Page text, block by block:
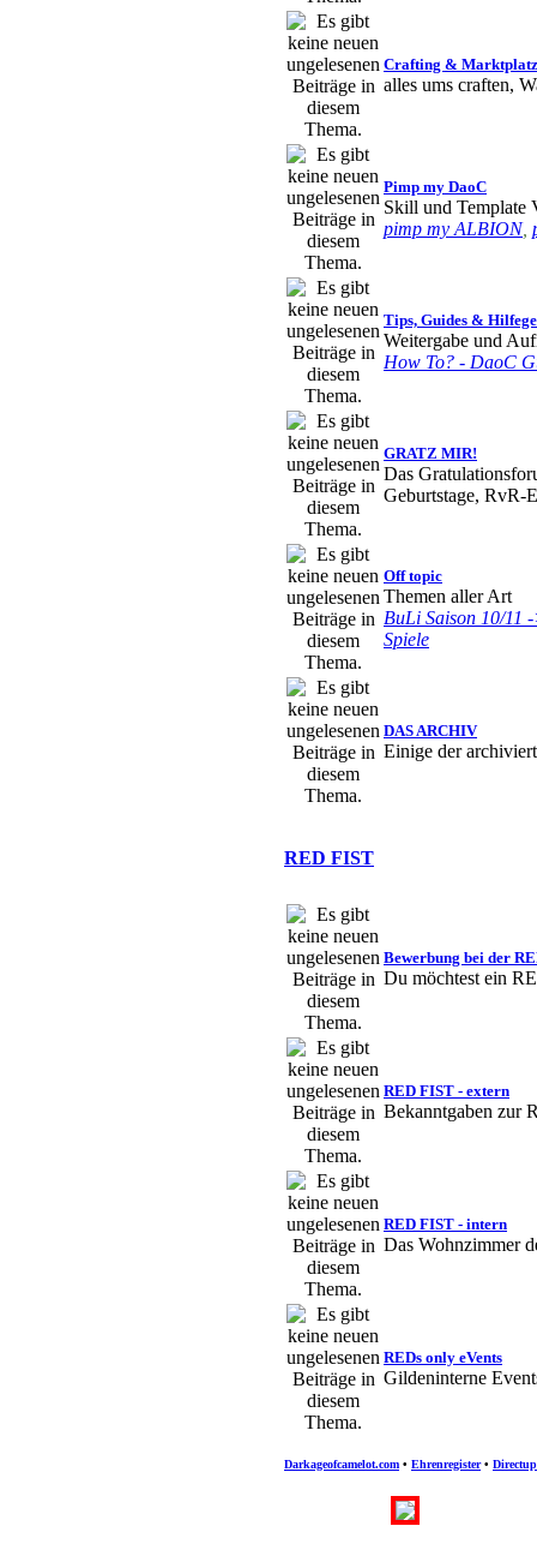
Oneyll
Topenga«
aemande
eigentlich
Gamble« So
Teno
auch rchts
Fred« Fr
Fred
neuen TS
Ravenyr« Fr
Teno
« Do
Sache. Habs
noch
modernes
falsch
Wen darf ich
machen?
Ravenyr
Gamble
fist.ddns.net
Gamble
das
Gamble« So
die redfist
erreichen
Crafting & Marktplatz
alles ums craften,
Pimp my DaoC
Skill und Template
pimp my ALBION,
Tips, Guides &
Weitergabe und
How To? - DaoC
GRATZ MIR!
Das
Geburtstage, RvR-
Off topic
Themen aller Art
BuLi Saison 10/11
Spiele
DAS ARCHIV
Einige der
RED FIST
Bewerbung bei der
Du möchtest ein
RED FIST - extern
Bekanntgaben zur
RED FIST - intern
Das Wohnzimmer
REDs only eVents
Gildeninterne
Darkageofcamelot.com • Ehrenregister•